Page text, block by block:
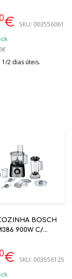
MISTURA 3D
€ SKU: 003556061
1/2 dias úteis.
BOSCH
900W C/
€ SKU: 003556125